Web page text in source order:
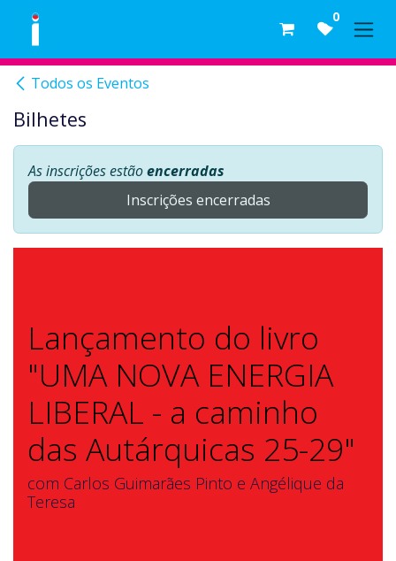
Skip to Content 0
Todos os Eventos
Bilhetes
As inscrições estãoencerradas
Inscrições encerradas
Lançamento do livro
"UMA NOVA ENERGIA
LIBERAL - a caminho
das Autárquicas 25-29"
com Carlos Guimarães Pinto e Angélique da
Teresa